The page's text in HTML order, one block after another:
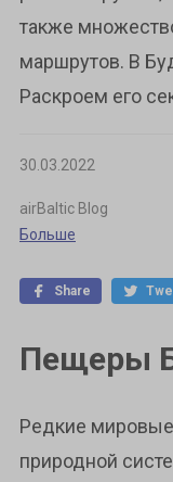
также
маршрутов. В
Раскроем его
30.03.2022
airBaltic Blog
Больше
Share
Пещеры
Редкие мировые
природной